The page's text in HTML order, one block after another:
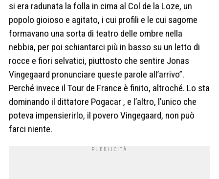
si era radunata la folla in cima al Col de la Loze, un
popolo gioioso e agitato, i cui profili e le cui sagome
formavano una sorta di teatro delle ombre nella
nebbia, per poi schiantarci più in basso su un letto di
rocce e fiori selvatici, piuttosto che sentire Jonas
Vingegaard pronunciare queste parole all’arrivo”.
Perché invece il Tour de France è finito, altroché. Lo sta
dominando il dittatore Pogacar , e l’altro, l’unico che
poteva impensierirlo, il povero Vingegaard, non può
farci niente.